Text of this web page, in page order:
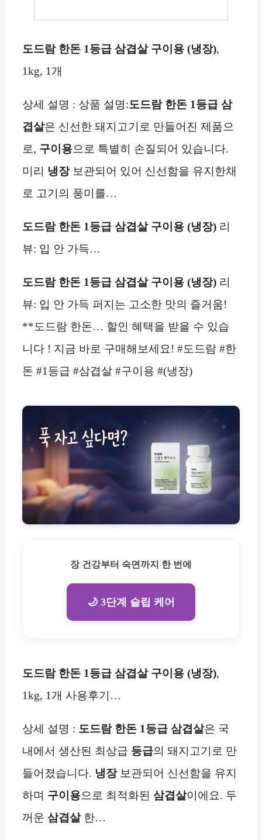
도드람 한돈 1등급 삼겹살 구이용 (냉장),
1kg, 1개
상세 설명 : 상품 설명:도드람 한돈 1등급 삼
겹살은 신선한 돼지고기로 만들어진 제품으
로, 구이용으로 특별히 손질되어 있습니다.
미리 냉장보관되어 있어 신선함을 유지한채
로 고기의 풍미를…
도드람 한돈 1등급 삼겹살 구이용 (냉장) 리
뷰: 입 안 가득…
도드람 한돈 1등급 삼겹살 구이용 (냉장) 리
뷰: 입 안 가득 퍼지는 고소한 맛의 즐거움!
**도드람 한돈… 할인 혜택을 받을 수 있습
니다 ! 지금 바로 구매해보세요! #도드람 #한
돈 #1등급 #삼겹살 #구이용 #(냉장)
장 건강부터 숙면까지 한 번에
🌙 3단계 슬립 케어
도드람 한돈 1등급 삼겹살 구이용 (냉장),
1kg, 1개 사용후기…
상세 설명 : 도드람 한돈 1등급 삼겹살은 국
내에서 생산된 최상급 등급의 돼지고기로 만
들어졌습니다. 냉장보관되어 신선함을 유지
하며 구이용으로 최적화된 삼겹살이에요. 두
꺼운 삼겹살한…